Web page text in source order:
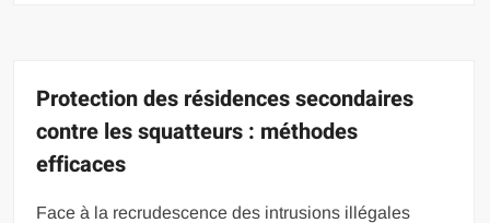
Protection des résidences secondaires
contre les squatteurs : méthodes
efficaces
Face à la recrudescence des intrusions illégales